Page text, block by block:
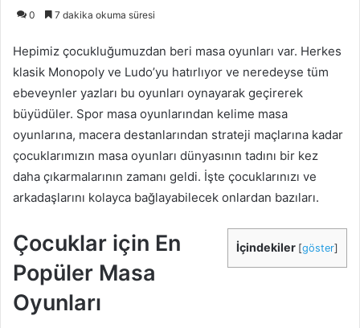
0 7 dakika okuma süresi
Hepimiz çocukluğumuzdan beri masa oyunları var. Herkes
klasik Monopoly ve Ludo’yu hatırlıyor ve neredeyse tüm
ebeveynler yazları bu oyunları oynayarak geçirerek
büyüdüler. Spor masa oyunlarından kelime masa
oyunlarına, macera destanlarından strateji maçlarına kadar
çocuklarımızın masa oyunları dünyasının tadını bir kez
daha çıkarmalarının zamanı geldi. İşte çocuklarınızı ve
arkadaşlarını kolayca bağlayabilecek onlardan bazıları.
İçindekiler [göster]
Çocuklar için En
Popüler Masa
Oyunları